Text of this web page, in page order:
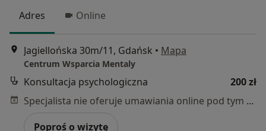
Adres Online
Jagiellońska 30m/11, Gdańsk • Mapa
Centrum Wsparcia Mentaly
Konsultacja psychologiczna
200 zł
Specjalista nie oferuje umawiania online pod tym adresem.
Poproś o wizytę